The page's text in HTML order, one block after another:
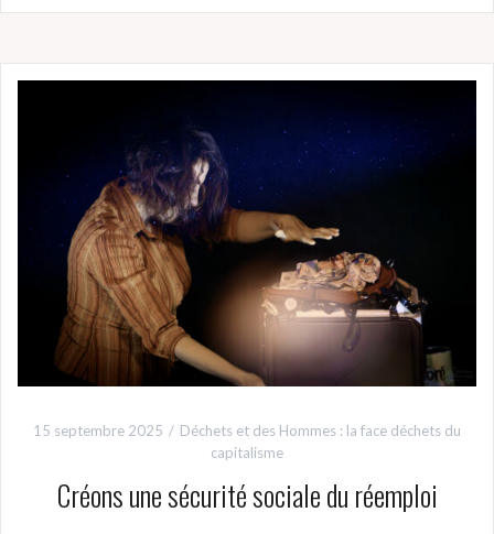
15 septembre 2025
Déchets et des Hommes : la face déchets du
capitalisme
Créons une sécurité sociale du réemploi